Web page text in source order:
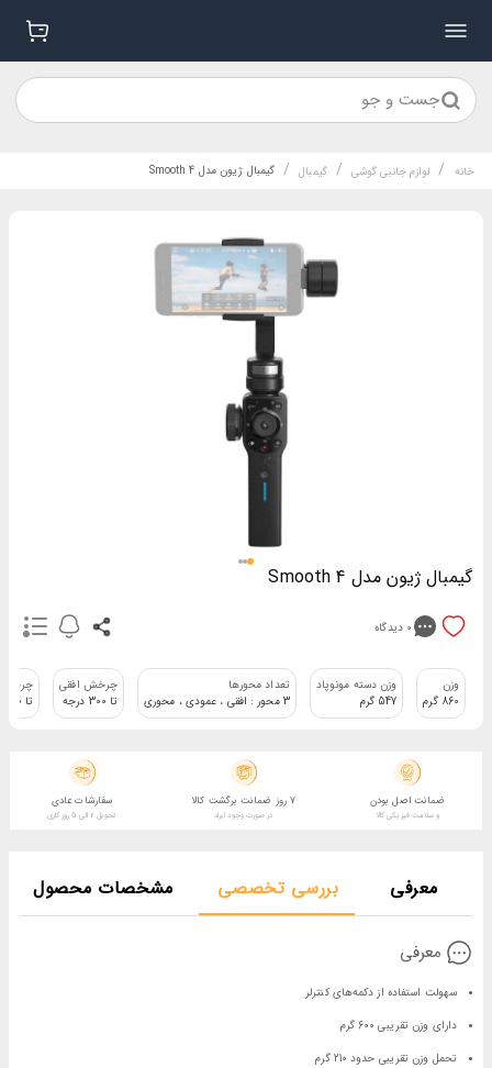
جست و جو
خانه / لوازم جانبی گوشی / گیمبال / گیمبال ژیون مدل Smooth 4
گیمبال ژیون مدل Smooth 4
0 دیدگاه
وزن
860 گرم
وزن دسته مونوپاد
547 گرم
تعداد محورها
3 محور : افقی ، عمودی ، محوری
چرخش افقی
تا 300 درجه
چرخش
تا 240 درجه
ضمانت اصل بودن
و سلامت فیزیکی کالا
7 روز ضمانت برگشت کالا
در صورت وجود ایراد
سفارشات عادی
تحویل 2 الی 5 روز کاری
معرفی بررسی تخصصی مشخصات محصول
معرفی
سهولت استفاده از دکمه‌های کنترلر
دارای وزن تقریبی 600 گرم
تحمل وزن تقریبی حدود 210 گرم